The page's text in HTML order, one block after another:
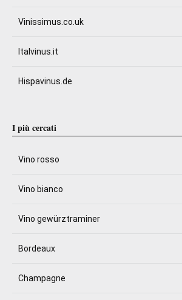
Vinissimus.co.uk
Italvinus.it
Hispavinus.de
I più cercati
Vino rosso
Vino bianco
Vino gewürztraminer
Bordeaux
Champagne